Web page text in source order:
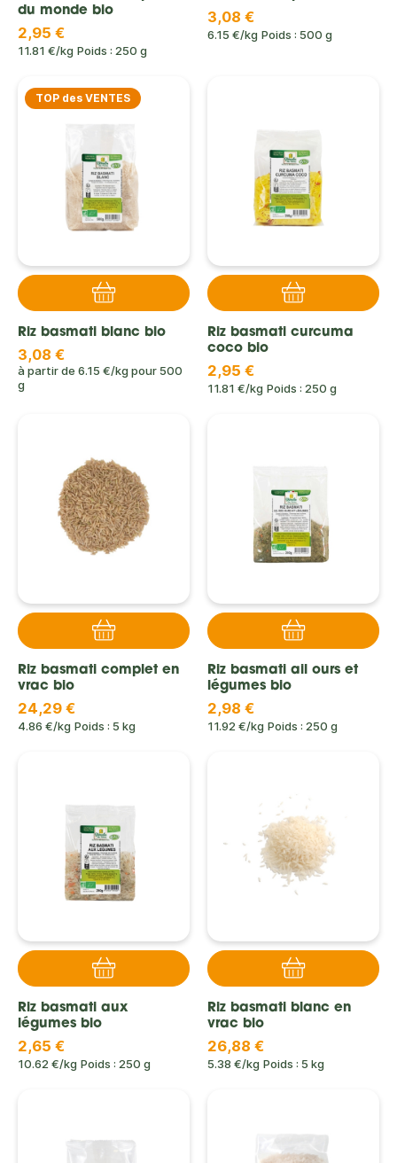
du monde bio
2,95 €
11.81 €/kg Poids : 250 g
3,08 €
6.15 €/kg Poids : 500 g
TOP des VENTES
Riz basmati blanc bio
3,08 €
à partir de 6.15 €/kg pour 500
g
Riz basmati curcuma
coco bio
2,95 €
11.81 €/kg Poids : 250 g
Riz basmati complet en
vrac bio
24,29 €
4.86 €/kg Poids : 5 kg
Riz basmati ail ours et
légumes bio
2,98 €
11.92 €/kg Poids : 250 g
Riz basmati aux
légumes bio
2,65 €
10.62 €/kg Poids : 250 g
Riz basmati blanc en
vrac bio
26,88 €
5.38 €/kg Poids : 5 kg